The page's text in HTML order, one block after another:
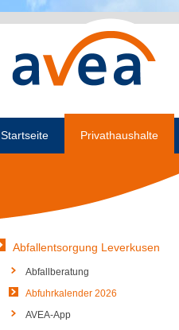
Startseite Privathaushalte
Abfallentsorgung Leverkusen
Abfallberatung
Abfuhrkalender 2026
AVEA-App